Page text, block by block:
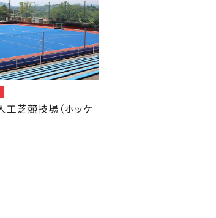
工芝競技場（ホッケ